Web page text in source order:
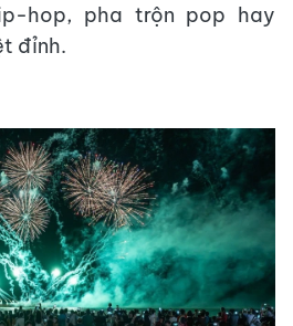
hop, pha trộn pop hay
đỉnh.